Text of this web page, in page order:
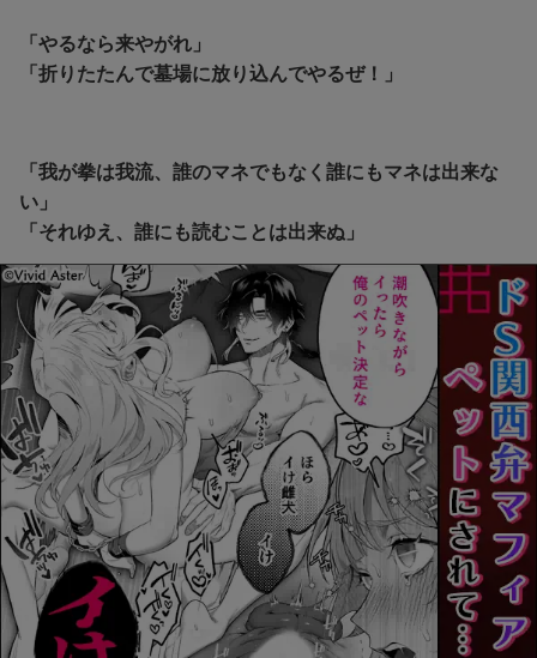
「やるなら来やがれ」
「折りたたんで墓場に放り込んでやるぜ！」
「我が拳は我流、誰のマネでもなく誰にもマネは出来な
い」
「それゆえ、誰にも読むことは出来ぬ」